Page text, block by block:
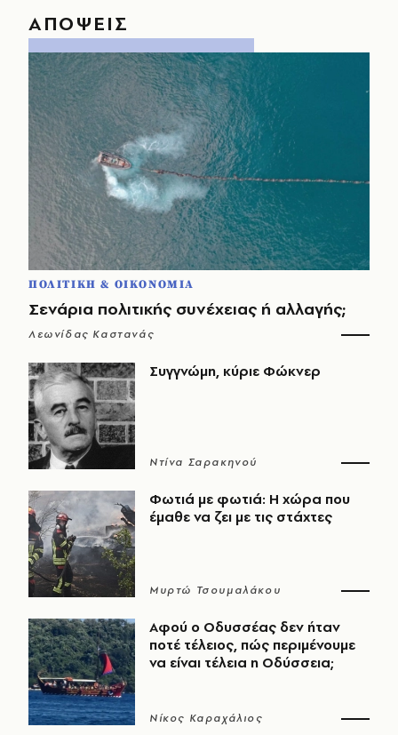
ΑΠΟΨΕΙΣ
ΠΟΛΙΤΙΚΗ & ΟΙΚΟΝΟΜΙΑ
Σενάρια πολιτικής συνέχειας ή αλλαγής;
Λεωνίδας Καστανάς
Συγγνώμη, κύριε Φώκνερ
Ντίνα Σαρακηνού
Φωτιά με φωτιά: Η χώρα που
έμαθε να ζει με τις στάχτες
Μυρτώ Τσουμαλάκου
Αφού ο Οδυσσέας δεν ήταν
ποτέ τέλειος, πώς περιμένουμε
να είναι τέλεια η Οδύσσεια;
Νίκος Καραχάλιος